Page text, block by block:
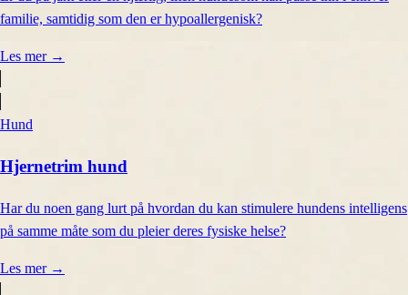
familie, samtidig som den er hypoallergenisk?
Les mer →
Hund
Hjernetrim hund
Har du noen gang lurt på hvordan du kan stimulere hundens intelligens
på samme måte som du pleier deres fysiske helse?
Les mer →